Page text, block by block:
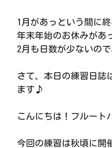
1月があっという間に
年末年始のお休みがあ
2月も日数が少ないの
さて、本日の練習日誌
ます♪
こんにちは！フルート
今回の練習は秋頃に開